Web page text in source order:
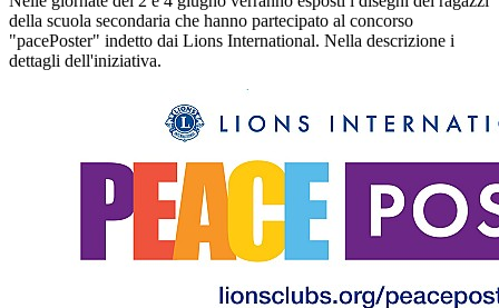
della scuola secondaria che hanno partecipato al concorso
"pacePoster" indetto dai Lions International. Nella descrizione i
dettagli dell'iniziativa.